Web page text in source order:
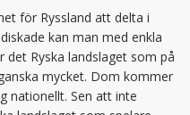
för Ryssland att delta i
kan man med enkla
Ryska landslaget som på
mycket. Dom kommer
nationellt. Sen att inte